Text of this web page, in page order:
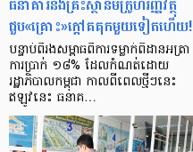
ធនាគារ​និង​គ្រឹះស្ថាន​មីក្រូ​ហិរញ្ញវត្ថុ​
ជួប«គ្រោះ»ក្តៅ​គគុក​មួយ​ទៀត​ហើយ!
បន្ទាប់​ពី​រង​សម្ពាធ​​ពី​ការ​ទម្លាក់​ពិដាន​អត្រា​
ការ​ប្រាក់ ១៨​% ដែល​កំណត់​ដោយ​
រដ្ឋាភិបាល​កម្ពុជា កាល​ពី​ពេល​ថ្មីៗ​នេះ
ឥឡូវ​នេះ ធនាគ…